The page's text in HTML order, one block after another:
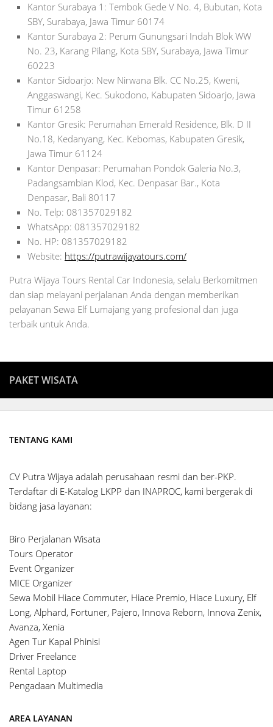
Kantor Surabaya 1: Tembok Gede V No. 4, Bubutan, Kota
SBY, Surabaya, Jawa Timur 60174
Kantor Surabaya 2: Perum Gunungsari Indah Blok WW
No. 23, Karang Pilang, Kota SBY, Surabaya, Jawa Timur
60223
Kantor Sidoarjo: New Nirwana Blk. CC No.25, Kweni,
Anggaswangi, Kec. Sukodono, Kabupaten Sidoarjo, Jawa
Timur 61258
Kantor Gresik: Perumahan Emerald Residence, Blk. D II
No.18, Kedanyang, Kec. Kebomas, Kabupaten Gresik,
Jawa Timur 61124
Kantor Denpasar: Perumahan Pondok Galeria No.3,
Padangsambian Klod, Kec. Denpasar Bar., Kota
Denpasar, Bali 80117
No. Telp: 081357029182
WhatsApp: 081357029182
No. HP: 081357029182
Website: https://putrawijayatours.com/
Putra Wijaya Tours Rental Car Indonesia, selalu Berkomitmen
dan siap melayani perjalanan Anda dengan memberikan
pelayanan Sewa Elf Lumajang yang profesional dan juga
terbaik untuk Anda.
PAKET WISATA
TENTANG KAMI
CV Putra Wijaya adalah perusahaan resmi dan ber-PKP.
Terdaftar di E-Katalog LKPP dan INAPROC, kami bergerak di
bidang jasa layanan:
Biro Perjalanan Wisata
Tours Operator
Event Organizer
MICE Organizer
Sewa Mobil Hiace Commuter, Hiace Premio, Hiace Luxury, Elf
Long, Alphard, Fortuner, Pajero, Innova Reborn, Innova Zenix,
Avanza, Xenia
Agen Tur Kapal Phinisi
Driver Freelance
Rental Laptop
Pengadaan Multimedia
AREA LAYANAN